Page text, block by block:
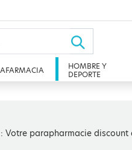
HOMBRE Y
DEPORTE
Votre parapharmacie